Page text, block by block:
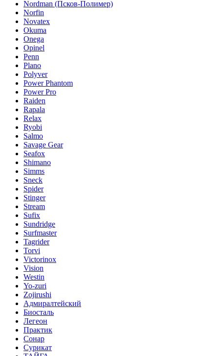
Nordman (Псков-Полимер)
Norfin
Novatex
Okuma
Onega
Opinel
Penn
Plano
Polyver
Power Phantom
Power Pro
Raiden
Rapala
Relax
Ryobi
Salmo
Savage Gear
Seafox
Shimano
Simms
Sneck
Spider
Stinger
Stream
Sufix
Sundridge
Surfmaster
Tagrider
Torvi
Victorinox
Vision
Westin
Yo-zuri
Zojirushi
Адмиралтейский
Биосталь
Легеон
Практик
Сонар
Сурикат